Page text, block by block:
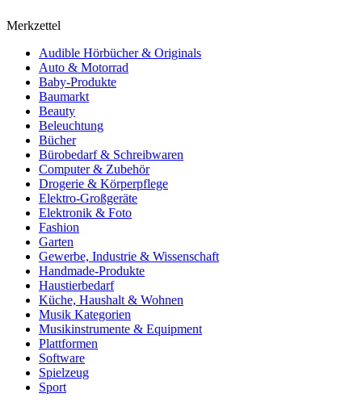
Merkzettel
Audible Hörbücher & Originals
Auto & Motorrad
Baby-Produkte
Baumarkt
Beauty
Beleuchtung
Bücher
Bürobedarf & Schreibwaren
Computer & Zubehör
Drogerie & Körperpflege
Elektro-Großgeräte
Elektronik & Foto
Fashion
Garten
Gewerbe, Industrie & Wissenschaft
Handmade-Produkte
Haustierbedarf
Küche, Haushalt & Wohnen
Musik Kategorien
Musikinstrumente & Equipment
Plattformen
Software
Spielzeug
Sport